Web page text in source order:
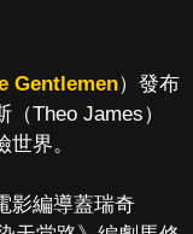
Gentlemen）發布
Theo James）
界。
影編導蓋瑞奇